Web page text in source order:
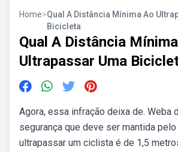
Home>Qual A Distância Mínima Ao
Bicicleta
Qual A Distância
Ultrapassar Uma
Agora, essa infração deixa de. Weba
segurança que deve ser mantida
ultrapassar um ciclista é de 1,5